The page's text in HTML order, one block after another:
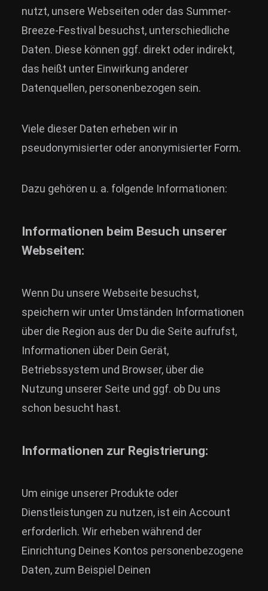
nutzt, unsere Webseiten oder das Summer-
Breeze-Festival besuchst, unterschiedliche
Daten. Diese können ggf. direkt oder indirekt,
das heißt unter Einwirkung anderer
Datenquellen, personenbezogen sein.
Viele dieser Daten erheben wir in
pseudonymisierter oder anonymisierter Form.
Dazu gehören u. a. folgende Informationen:
Informationen beim Besuch unserer
Webseiten:
Wenn Du unsere Webseite besuchst,
speichern wir unter Umständen Informationen
über die Region aus der Du die Seite aufrufst,
Informationen über Dein Gerät,
Betriebssystem und Browser, über die
Nutzung unserer Seite und ggf. ob Du uns
schon besucht hast.
Informationen zur Registrierung:
Um einige unserer Produkte oder
Dienstleistungen zu nutzen, ist ein Account
erforderlich. Wir erheben während der
Einrichtung Deines Kontos personenbezogene
Daten, zum Beispiel Deinen